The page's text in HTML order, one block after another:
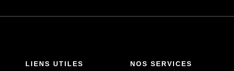
LIENS UTILES NOS SERVICES